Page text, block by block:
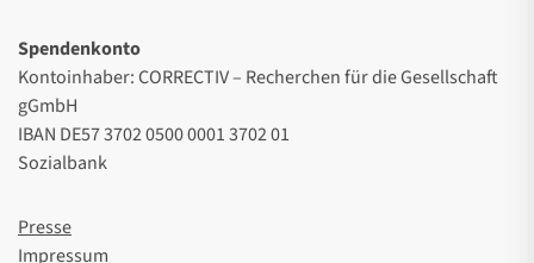
Spendenkonto
Kontoinhaber: CORRECTIV – Recherchen für die Gesellschaft
gGmbH
IBAN DE57 3702 0500 0001 3702 01
Sozialbank
Presse
Impressum